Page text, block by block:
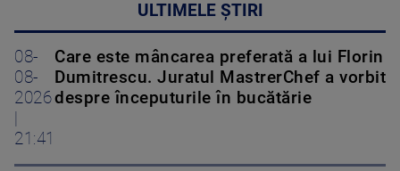
ULTIMELE ȘTIRI
08-
08-
2026
21:41
Care este mâncarea preferată a lui Florin
Dumitrescu. Juratul MastrerChef a vorbit
despre începuturile în bucătărie